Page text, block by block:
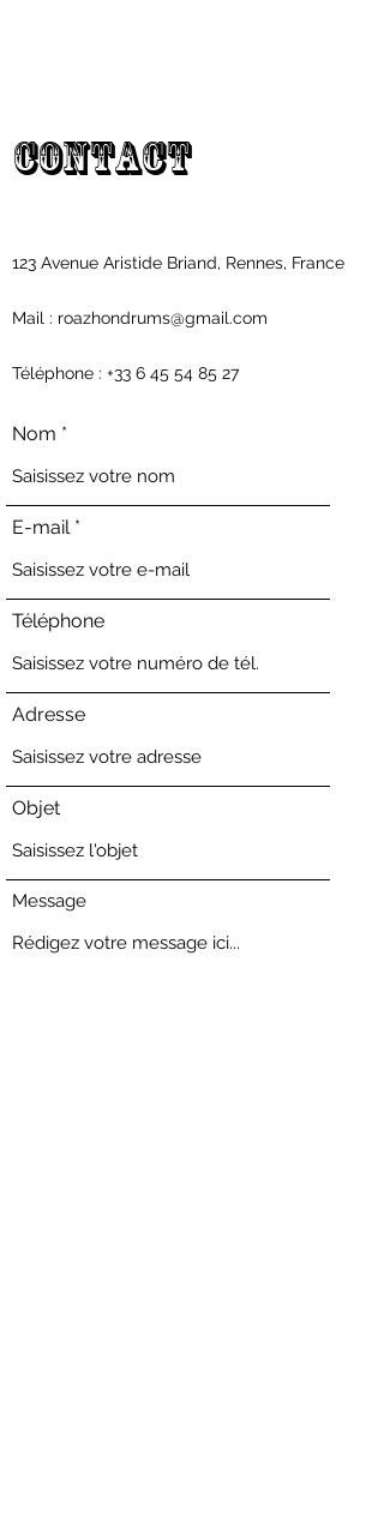
Contact
123 Avenue Aristide Briand, Rennes, France
Mail : roazhondrums@gmail.com
Téléphone : +33 6 45 54 85 27
Nom
E-mail
Téléphone
Adresse
Objet
Message